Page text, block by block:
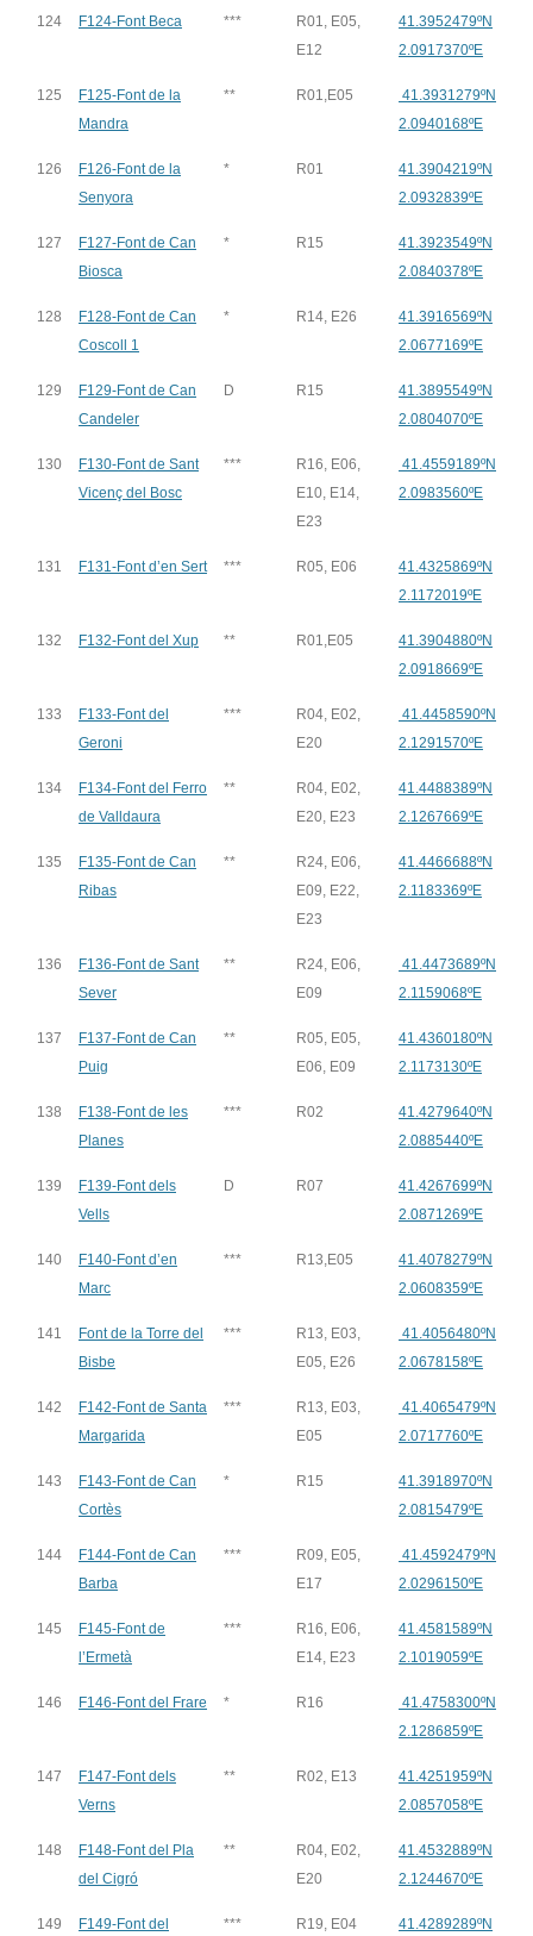
124 F124-Font Beca ***
R01, E05,
E12
41.3952479ºN
2.0917370ºE
125
F125-Font de la
Mandra
** R01,E05
41.3931279ºN
2.0940168ºE
126
F126-Font de la
Senyora
* R01
41.3904219ºN
2.0932839ºE
127
F127-Font de Can
Biosca
* R15
41.3923549ºN
2.0840378ºE
128
F128-Font de Can
Coscoll 1
* R14, E26
41.3916569ºN
2.0677169ºE
129
F129-Font de Can
Candeler
D R15
41.3895549ºN
2.0804070ºE
130
F130-Font de Sant
Vicenç del Bosc
***
R16, E06,
E10, E14,
E23
41.4559189ºN
2.0983560ºE
131 F131-Font d’en Sert *** R05, E06
41.4325869ºN
2.1172019ºE
132 F132-Font del Xup ** R01,E05
41.3904880ºN
2.0918669ºE
133
F133-Font del
Geroni
***
R04, E02,
E20
41.4458590ºN
2.1291570ºE
134
F134-Font del Ferro
de Valldaura
**
R04, E02,
E20, E23
41.4488389ºN
2.1267669ºE
135
F135-Font de Can
Ribas
**
R24, E06,
E09, E22,
E23
41.4466688ºN
2.1183369ºE
136
F136-Font de Sant
Sever
**
R24, E06,
E09
41.4473689ºN
2.1159068ºE
137
F137-Font de Can
Puig
**
R05, E05,
E06, E09
41.4360180ºN
2.1173130ºE
138
F138-Font de les
Planes
*** R02
41.4279640ºN
2.0885440ºE
139
F139-Font dels
Vells
D R07
41.4267699ºN
2.0871269ºE
140
F140-Font d’en
Marc
*** R13,E05
41.4078279ºN
2.0608359ºE
141
Font de la Torre del
Bisbe
***
R13, E03,
E05, E26
41.4056480ºN
2.0678158ºE
142
F142-Font de Santa
Margarida
***
R13, E03,
E05
41.4065479ºN
2.0717760ºE
143
F143-Font de Can
Cortès
* R15
41.3918970ºN
2.0815479ºE
144
F144-Font de Can
Barba
***
R09, E05,
E17
41.4592479ºN
2.0296150ºE
145
F145-Font de
l’Ermetà
***
R16, E06,
E14, E23
41.4581589ºN
2.1019059ºE
146 F146-Font del Frare * R16
41.4758300ºN
2.1286859ºE
147
F147-Font dels
Verns
** R02, E13
41.4251959ºN
2.0857058ºE
148
F148-Font del Pla
del Cigró
**
R04, E02,
E20
41.4532889ºN
2.1244670ºE
149 F149-Font del *** R19, E04 41.4289289ºN